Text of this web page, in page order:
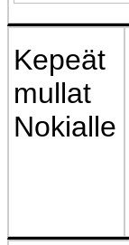
Kepeät
mullat
Nokialle